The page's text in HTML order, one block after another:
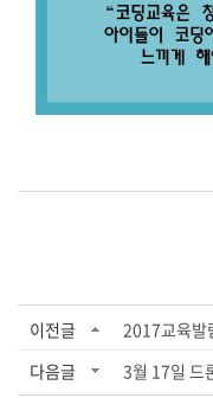
이전글
2017교육발
다음글
3월 17일 드